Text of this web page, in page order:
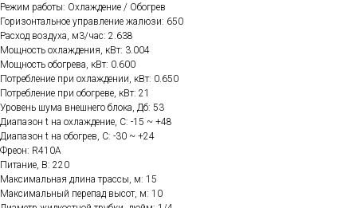
Режим работы: Охлаждение / Обогрев
Горизонтальное управление жалюзи: 650
Расход воздуха, м3/час: 2.638
Мощность охлаждения, кВт: 3.004
Мощность обогрева, кВт: 0.600
Потребление при охлаждении, кВт: 0.650
Потребление при обогреве, кВт: 21
Уровень шума внешнего блока, Дб: 53
Диапазон t на охлаждение, C: -15 ~ +48
Диапазон t на обогрев, C: -30 ~ +24
Фреон: R410A
Питание, В: 220
Максимальная длина трассы, м: 15
Максимальный перепад высот, м: 10